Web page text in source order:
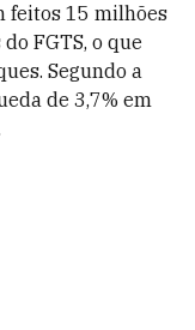
feitos 15 milhões
FGTS, o que
Segundo a
de 3,7% em